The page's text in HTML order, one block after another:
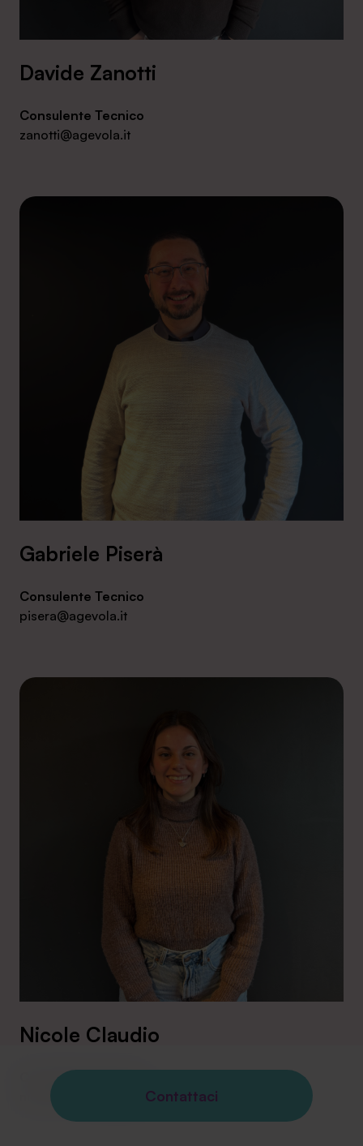
Davide Zanotti
Consulente Tecnico
zanotti@agevola.it
Gabriele Piserà
Consulente Tecnico
pisera@agevola.it
Nicole Claudio
Consulente Tecnico
nicole.claudio@agevola.itContattaci